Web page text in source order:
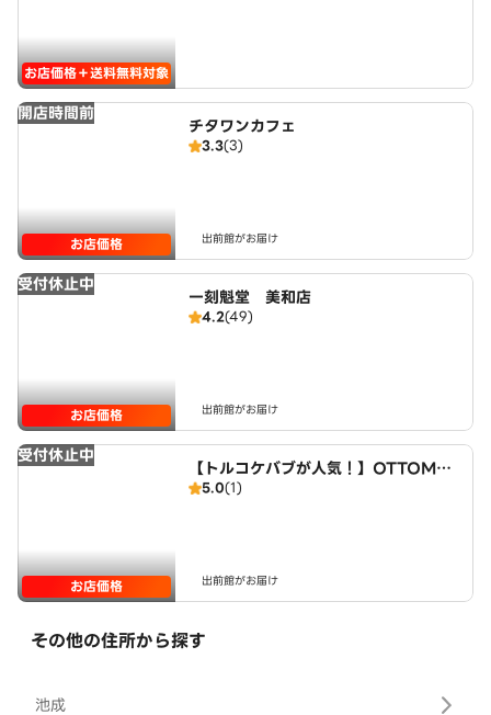
お店価格＋送料無料対象
開店時間前
お店価格
チタワンカフェ
3.3(3)
出前館がお届け
受付休止中
お店価格
一刻魁堂 美和店
4.2(49)
出前館がお届け
受付休止中
お店価格
【トルコケバブが人気！】OTTOMA
N KITCHEN
5.0(1)
出前館がお届け
その他の住所から探す
池成